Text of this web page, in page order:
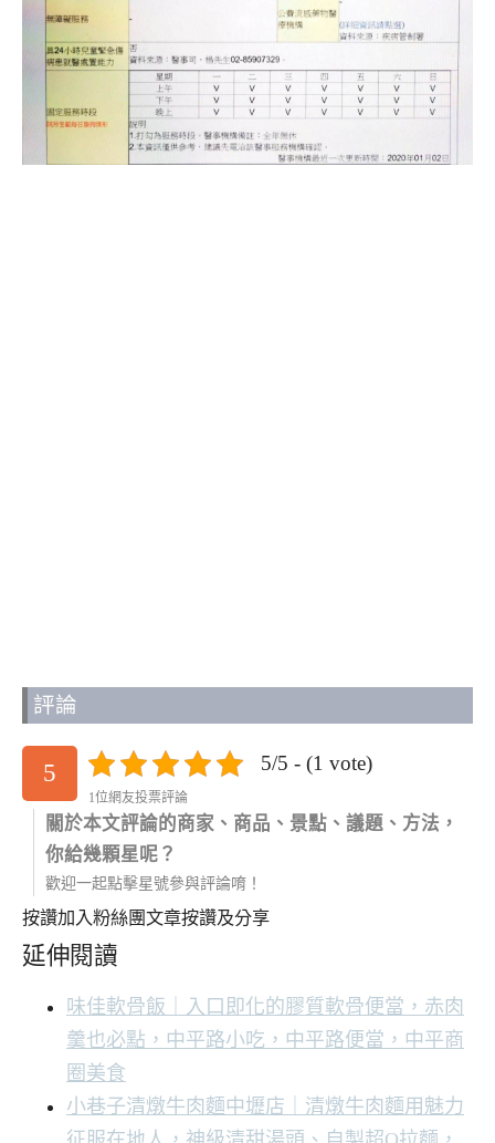
評論
5 5/5 - (1 vote)
1位網友投票評論
關於本文評論的商家、商品、景點、議題、方法，
你給幾顆星呢？
歡迎一起點擊星號參與評論唷！
按讚加入粉絲團文章按讚及分享
延伸閱讀
味佳軟骨飯｜入口即化的膠質軟骨便當，赤肉
羹也必點，中平路小吃，中平路便當，中平商
圈美食
小巷子清燉牛肉麵中壢店｜清燉牛肉麵用魅力